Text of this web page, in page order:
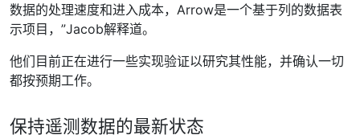
数据的处理速度和进入成本，Arrow是一个基于列的数据表
示项目，”Jacob解释道。
他们目前正在进行一些实现验证以研究其性能，并确认一切
都按预期工作。
保持遥测数据的最新状态